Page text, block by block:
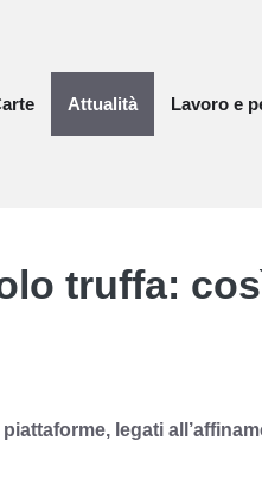
Attualità Lavoro e
truffa:
legati